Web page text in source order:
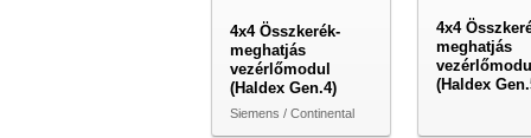
4x4 Összkerék-
meghatjás
vezérlőmodul
(Haldex Gen.4)
Siemens / Continental
4x4
meghatjás
vezérlőmodul
(Haldex